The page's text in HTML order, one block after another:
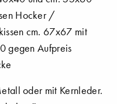
Hocker /
cm. 67x67 mit
gegen Aufpreis
oder mit Kernleder.